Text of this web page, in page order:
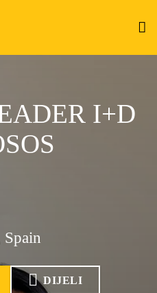
I+D
Spain
DIJELI